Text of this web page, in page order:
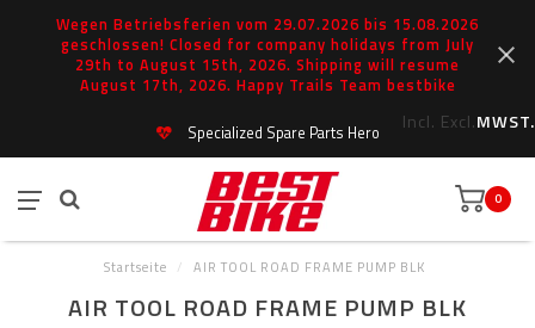
Wegen Betriebsferien vom 29.07.2026 bis 15.08.2026
geschlossen! Closed for company holidays from July
29th to August 15th, 2026. Shipping will resume
August 17th, 2026. Happy Trails Team bestbike
Incl. Excl.MWST.
Specialized Spare Parts Hero
0
Startseite / AIR TOOL ROAD FRAME PUMP BLK
AIR TOOL ROAD FRAME PUMP BLK